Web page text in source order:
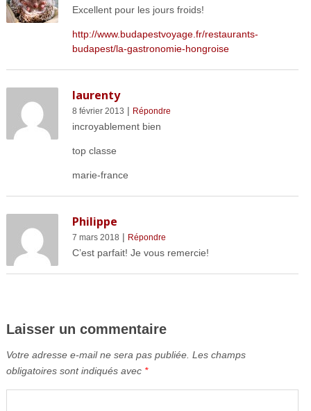
Excellent pour les jours froids!
http://www.budapestvoyage.fr/restaurants-
budapest/la-gastronomie-hongroise
laurenty
8 février 2013 | Répondre
incroyablement bien
top classe
marie-france
Philippe
7 mars 2018 | Répondre
C’est parfait! Je vous remercie!
Laisser un commentaire
Votre adresse e-mail ne sera pas publiée. Les champs
obligatoires sont indiqués avec *